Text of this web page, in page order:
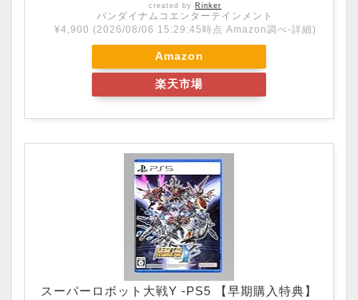
created by Rinker
バンダイナムコエンターテインメント
¥4,900 (2026/08/06 15:29:45時点 Amazon調べ-詳細)
Amazon
楽天市場
スーパーロボット大戦Y -PS5 【早期購入特典】